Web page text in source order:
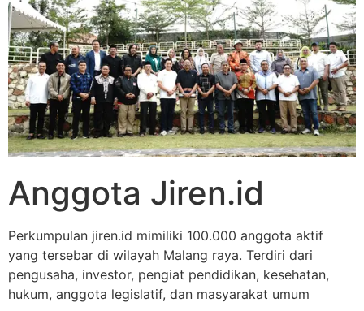
Anggota Jiren.id
Perkumpulan jiren.id mimiliki 100.000 anggota aktif
yang tersebar di wilayah Malang raya. Terdiri dari
pengusaha, investor, pengiat pendidikan, kesehatan,
hukum, anggota legislatif, dan masyarakat umum